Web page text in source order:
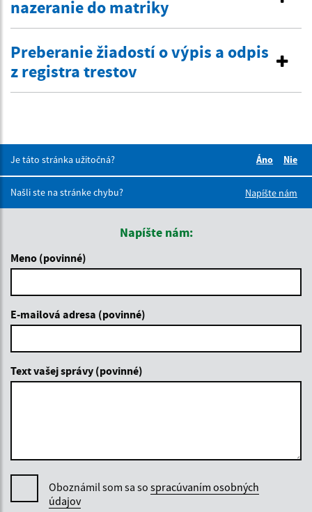
nazeranie do matriky
Preberanie žiadostí o výpis a odpis
z registra trestov
Je táto stránka užitočná?
Áno
Nie
Našli ste na stránke chybu?
Napíšte nám
Napíšte nám:
Meno (povinné)
E-mailová adresa (povinné)
Text vašej správy (povinné)
Oboznámil som sa so spracúvaním osobných
údajov